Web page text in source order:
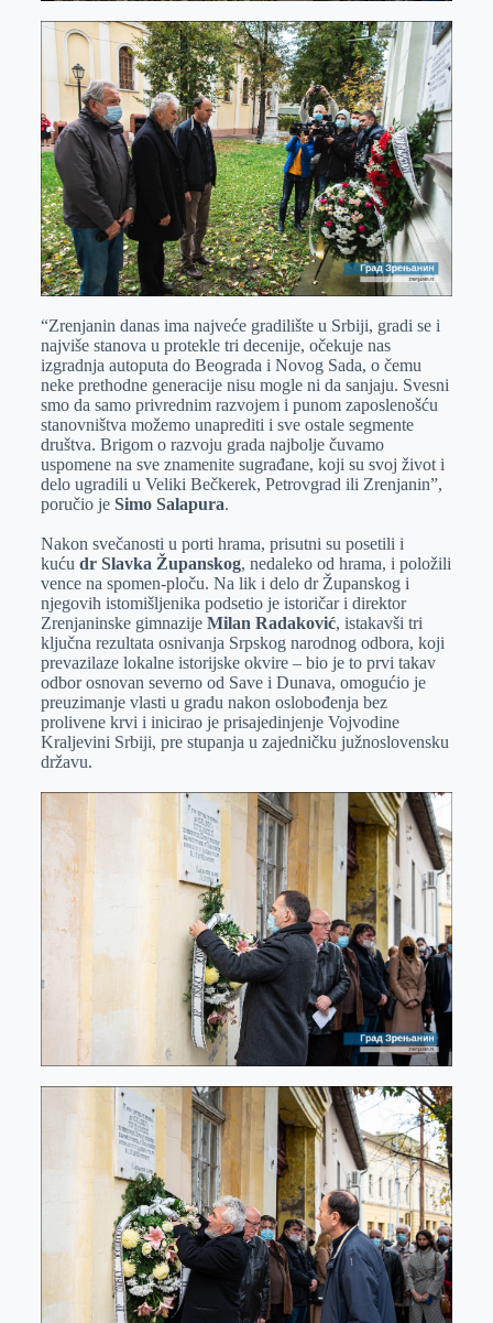
“Zrenjanin danas ima najveće gradilište u Srbiji, gradi se i
najviše stanova u protekle tri decenije, očekuje nas
izgradnja autoputa do Beograda i Novog Sada, o čemu
neke prethodne generacije nisu mogle ni da sanjaju. Svesni
smo da samo privrednim razvojem i punom zaposlenošću
stanovništva možemo unaprediti i sve ostale segmente
društva. Brigom o razvoju grada najbolje čuvamo
uspomene na sve znamenite sugrađane, koji su svoj život i
delo ugradili u Veliki Bečkerek, Petrovgrad ili Zrenjanin”,
poručio je Simo Salapura.
Nakon svečanosti u porti hrama, prisutni su posetili i
kuću dr Slavka Županskog, nedaleko od hrama, i položili
vence na spomen-ploču. Na lik i delo dr Županskog i
njegovih istomišljenika podsetio je istoričar i direktor
Zrenjaninske gimnazije Milan Radaković, istakavši tri
ključna rezultata osnivanja Srpskog narodnog odbora, koji
prevazilaze lokalne istorijske okvire – bio je to prvi takav
odbor osnovan severno od Save i Dunava, omogućio je
preuzimanje vlasti u gradu nakon oslobođenja bez
prolivene krvi i inicirao je prisajedinjenje Vojvodine
Kraljevini Srbiji, pre stupanja u zajedničku južnoslovensku
državu.